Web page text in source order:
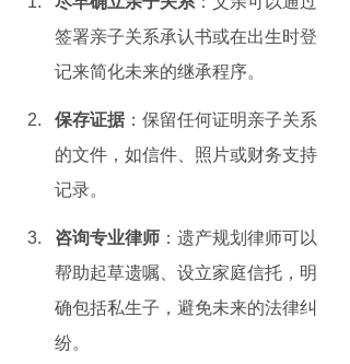
签署亲子关系承认书或在出生时登
记来简化未来的继承程序。
保存证据 ：保留任何证明亲子关系
的文件，如信件、照片或财务支持
记录。
咨询专业律师 ：遗产规划律师可以
帮助起草遗嘱、设立家庭信托，明
确包括私生子，避免未来的法律纠
纷。